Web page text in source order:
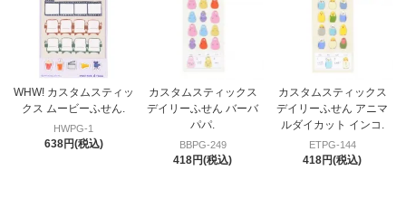
WHW! カスタムスティッ
クス ムービーふせん.
HWPG-1
638円(税込)
カスタムスティックス
デイリーふせん バーバ
パパ.
BBPG-249
418円(税込)
カスタムスティックス
デイリーふせん アニマ
ルダイカット インコ.
ETPG-144
418円(税込)